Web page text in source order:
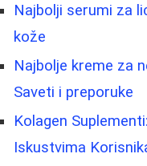
Najbolji serumi za
kože
Najbolje kreme za
Saveti i preporuke
Kolagen
Iskustvima